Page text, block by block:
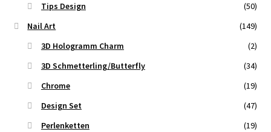
Tips Design
(50)
Nail Art
(149)
3D Hologramm Charm
(2)
3D Schmetterling/Butterfly
(34)
Chrome
(19)
Design Set
(47)
Perlenketten
(19)